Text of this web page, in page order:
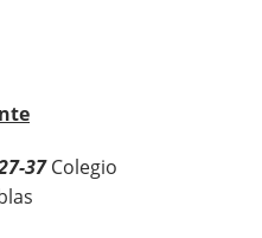
37Colegio